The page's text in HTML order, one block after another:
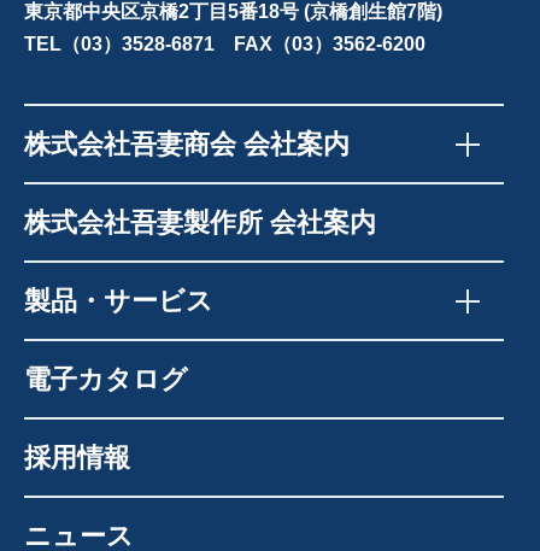
東京都中央区京橋2丁目5番18号 (京橋創生館7階)
TEL（03）3528-6871 FAX（03）3562-6200
株式会社吾妻商会 会社案内
株式会社吾妻製作所 会社案内
製品・サービス
電子カタログ
採用情報
ニュース